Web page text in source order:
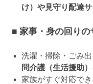
け）や見守り配達
■ 家事・身の回りの
洗濯・掃除・ごみ
問介護（生活援助
家族がすぐ対応でき